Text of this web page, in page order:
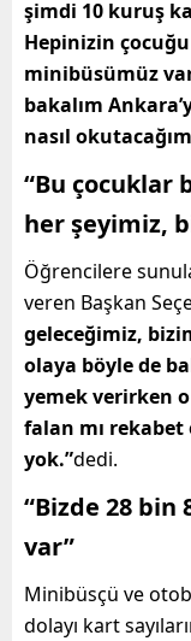
şimdi 10 kuruş
Hepinizin
minibüsümüz
bakalım
nasıl
“Bu çocuklar
her şeyimiz,
Öğrencilere
veren Başkan
geleceğimiz,
olaya böyle de
yemek verirken
falan mı rekabet
yok.”dedi.
“Bizde 28 bin
var”
Minibüsçü ve
dolayı kart